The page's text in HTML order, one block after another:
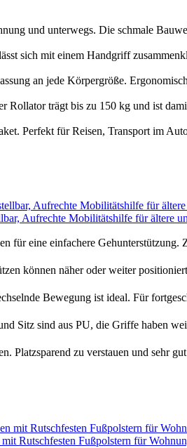
und unterwegs. Die schmale
mit einem Handgriff
an jede Körpergröße.
trägt bis zu 150 kg und ist
Perfekt für Reisen, Transport im
Aufrechte Mobilitätshilfe für ältere
für eine einfachere Gehunterstützung.
können näher oder weiter
Bewegung ist ideal. Für
Sitz sind aus PU, die Griffe haben
Platzsparend zu verstauen und sehr
Rutschfesten Fußpolstern für